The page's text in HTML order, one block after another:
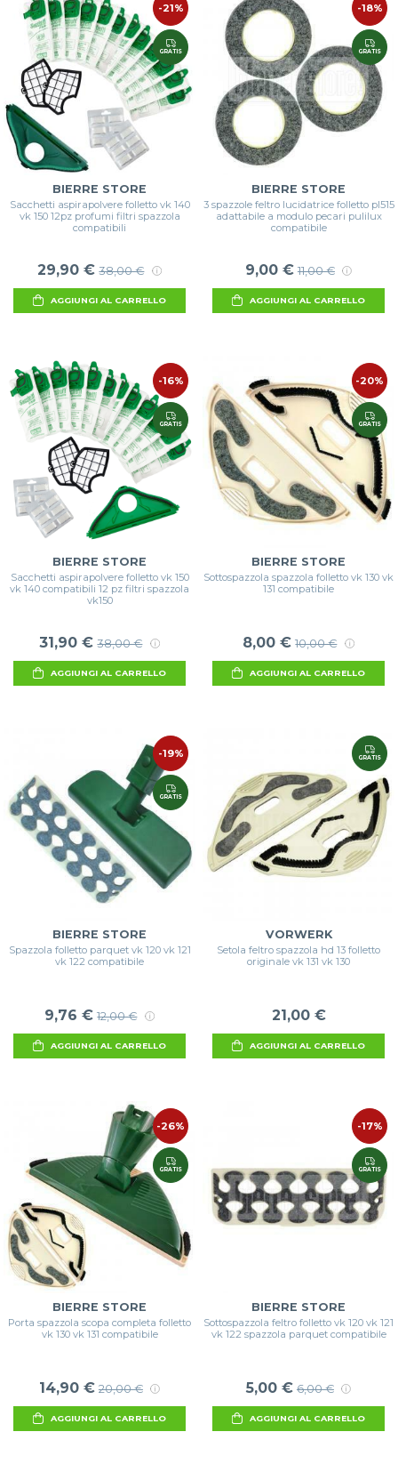
-21%
GRATIS
BIERRE STORE
Sacchetti aspirapolvere folletto vk 140
vk 150 12pz profumi filtri spazzola
compatibili
29,90 € 38,00 €
AGGIUNGI AL CARRELLO
-18%
GRATIS
BIERRE STORE
3 spazzole feltro lucidatrice folletto pl515
adattabile a modulo pecari pulilux
compatibile
9,00 € 11,00 €
AGGIUNGI AL CARRELLO
-16%
GRATIS
BIERRE STORE
Sacchetti aspirapolvere folletto vk 150
vk 140 compatibili 12 pz filtri spazzola
vk150
31,90 € 38,00 €
AGGIUNGI AL CARRELLO
-20%
GRATIS
BIERRE STORE
Sottospazzola spazzola folletto vk 130 vk
131 compatibile
8,00 € 10,00 €
AGGIUNGI AL CARRELLO
-19%
GRATIS
BIERRE STORE
Spazzola folletto parquet vk 120 vk 121
vk 122 compatibile
9,76 € 12,00 €
AGGIUNGI AL CARRELLO
GRATIS
VORWERK
Setola feltro spazzola hd 13 folletto
originale vk 131 vk 130
21,00 €
AGGIUNGI AL CARRELLO
-26%
GRATIS
BIERRE STORE
Porta spazzola scopa completa folletto
vk 130 vk 131 compatibile
14,90 € 20,00 €
AGGIUNGI AL CARRELLO
-17%
GRATIS
BIERRE STORE
Sottospazzola feltro folletto vk 120 vk 121
vk 122 spazzola parquet compatibile
5,00 € 6,00 €
AGGIUNGI AL CARRELLO